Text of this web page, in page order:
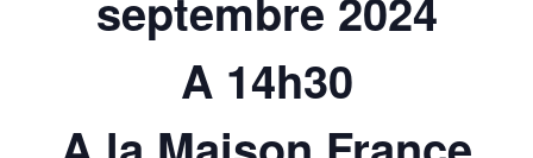
A 14h30